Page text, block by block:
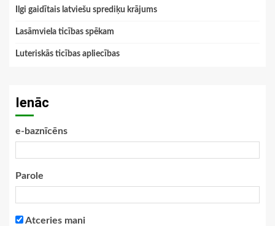
Ilgi gaidītais latviešu sprediķu krājums
Lasāmviela ticības spēkam
Luteriskās ticības apliecības
Ienāc
e-baznīcēns
Parole
Atceries mani